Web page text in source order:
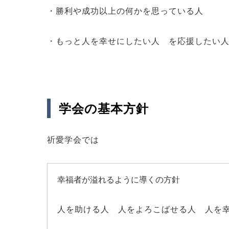
・勝利や成功以上の何かを思っている人
・もっと人を幸せにしたい人 を応援したい人
学会の基本方針
祈愛学会では
幸福者が溢れるように導くの方針
人を助ける人 人をよろこばせる人 人を